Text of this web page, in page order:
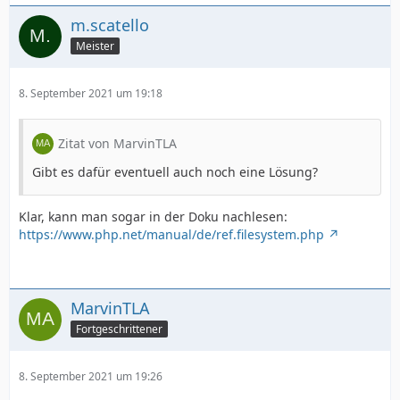
m.scatello
Meister
8. September 2021 um 19:18
Zitat von MarvinTLA
Gibt es dafür eventuell auch noch eine Lösung?
Klar, kann man sogar in der Doku nachlesen:
https://www.php.net/manual/de/ref.filesystem.php
MarvinTLA
Fortgeschrittener
8. September 2021 um 19:26